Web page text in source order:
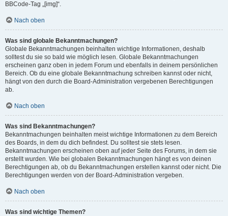
BBCode-Tag „[img]“.
Nach oben
Was sind globale Bekanntmachungen?
Globale Bekanntmachungen beinhalten wichtige Informationen, deshalb
solltest du sie so bald wie möglich lesen. Globale Bekanntmachungen
erscheinen ganz oben in jedem Forum und ebenfalls in deinem persönlichen
Bereich. Ob du eine globale Bekanntmachung schreiben kannst oder nicht,
hängt von den durch die Board-Administration vergebenen Berechtigungen
ab.
Nach oben
Was sind Bekanntmachungen?
Bekanntmachungen beinhalten meist wichtige Informationen zu dem Bereich
des Boards, in dem du dich befindest. Du solltest sie stets lesen.
Bekanntmachungen erscheinen oben auf jeder Seite des Forums, in dem sie
erstellt wurden. Wie bei globalen Bekanntmachungen hängt es von deinen
Berechtigungen ab, ob du Bekanntmachungen erstellen kannst oder nicht. Die
Berechtigungen werden von der Board-Administration vergeben.
Nach oben
Was sind wichtige Themen?